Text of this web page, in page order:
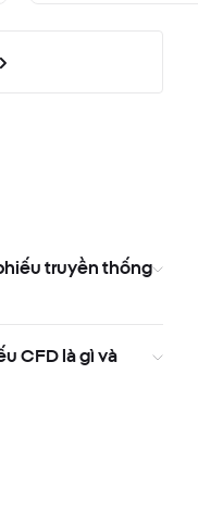
truyền thống
CFD là gì và